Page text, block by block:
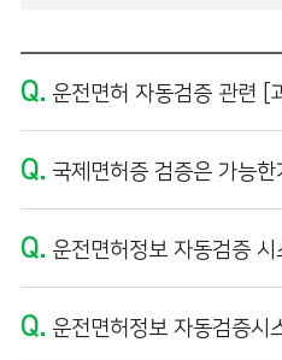
Q. 운전면허 자동검증 관련 [과태로 부과
Q. 국제면허증 검증은 가능한가요? 국내면허증 외국
Q. 운전면허정보 자동검증
Q. 운전면허정보 자동검증시스템